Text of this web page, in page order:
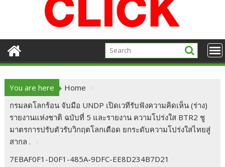
You are here
Home
กรมลดโลกร้อน จับมือ UNDP เปิดเวทีรับฟังความคิดเห็น (ร่าง)
รายงานแห่งชาติ ฉบับที่ 5 และรายงาน ความโปร่งใส BTR2 ชู
มาตรการปรับตัวรับวิกฤตโลกเดือด ยกระดับความโปร่งใสไทยสู่
สากล .
7EBAF0F1-D0F1-485A-9DFC-EE8D234B7D21